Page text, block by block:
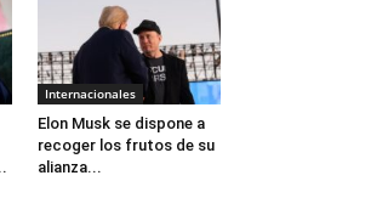
Internacionales
Elon Musk se dispone a
recoger los frutos de su
alianza...